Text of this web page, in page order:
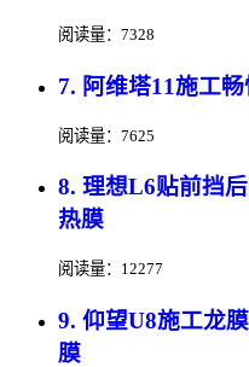
阅读量：7328
7. 阿维塔11施工
阅读量：7625
8. 理想L6贴前挡
热膜
阅读量：12277
9. 仰望U8施工龙
膜